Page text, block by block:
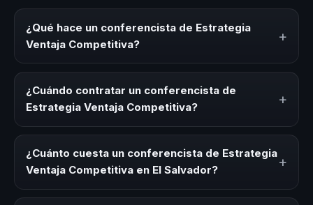
¿Qué hace un conferencista de Estrategia
Ventaja Competitiva?
+
experto que comparte conocimiento, estrategias y
experiencias sobre este tema en eventos corporativos,
convenciones y seminarios. Su objetivo es generar
reflexión, inspiración y herramientas aplicables para la
¿Cuándo contratar un conferencista de
Estrategia Ventaja Competitiva?
+
Competitiva para kick-offs, convenciones anuales,
programas de desarrollo, eventos de integración o
cuando tu organización necesita impulsar un cambio
cultural relacionado con esta temática.
¿Cuánto cuesta un conferencista de Estrategia
Ventaja Competitiva en El Salvador?
+